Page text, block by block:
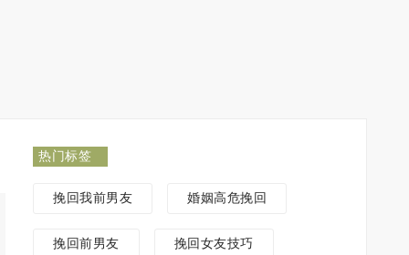
热门标签
挽回我前男友 婚姻高危挽回
挽回前男友 挽回女友技巧